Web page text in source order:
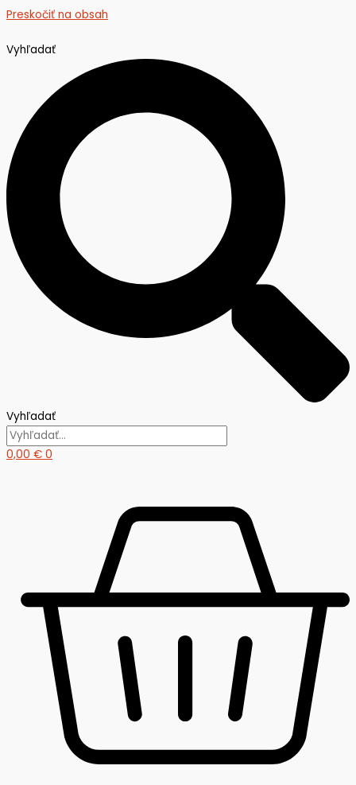
Preskočiť na obsah
Vyhľadať
Vyhľadať
0,00 € 0